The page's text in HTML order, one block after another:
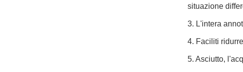
situazione
3. L'intera
4. Faciliti
5. Asciutto,